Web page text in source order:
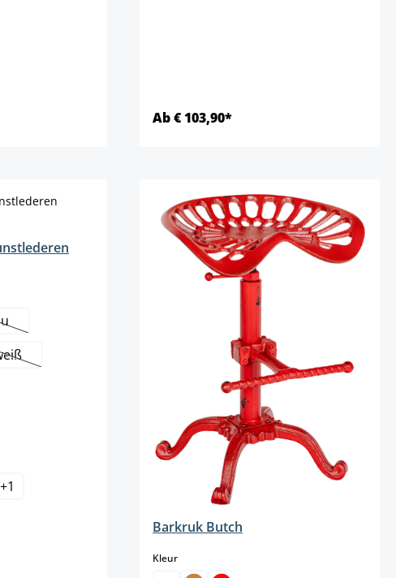
Ab € 103,90*
niet beschikbaar.)
optie is momenteel niet beschikbaar.)
niet beschikbaar.)
(Deze optie is momenteel niet beschikbaar.)
niet beschikbaar.)
+1
Barkruk Butch
Kleurselect